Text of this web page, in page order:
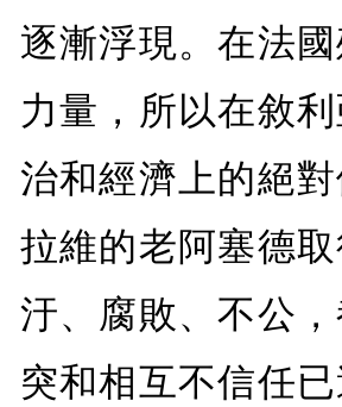
逐漸浮現。在法
力量，所以在敘
治和經濟上的絕
拉維的老阿塞德
汙、腐敗、不公
突和相互不信任